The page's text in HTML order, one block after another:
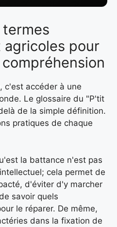
pour
c'est accéder à une
Le glossaire du "P'tit
de la simple définition.
pratiques de chaque
la battance n'est pas
cela permet de
d'éviter d'y marcher
savoir quels
le réparer. De même,
dans la fixation de